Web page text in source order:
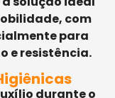
com
para
e resistência.
durante o